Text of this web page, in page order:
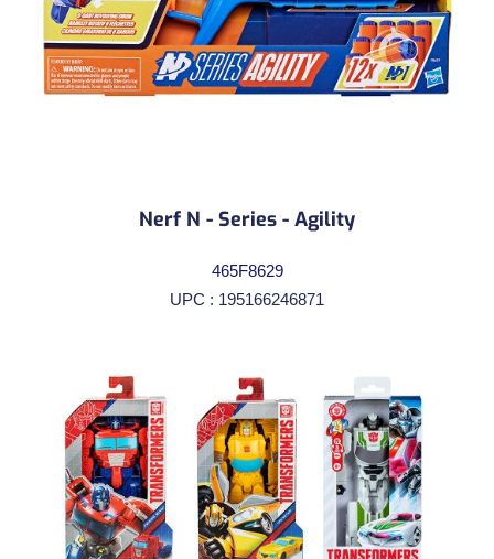
Nerf N - Series - Agility
465F8629
UPC : 195166246871